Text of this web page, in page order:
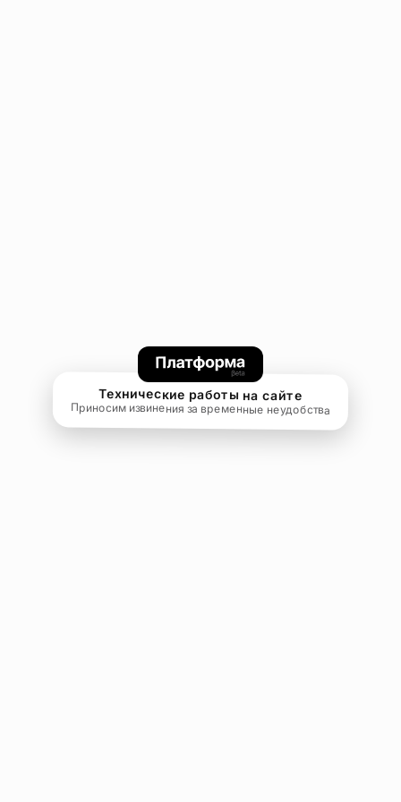
Технические работы на сайте
Приносим извинения за временные неудобства